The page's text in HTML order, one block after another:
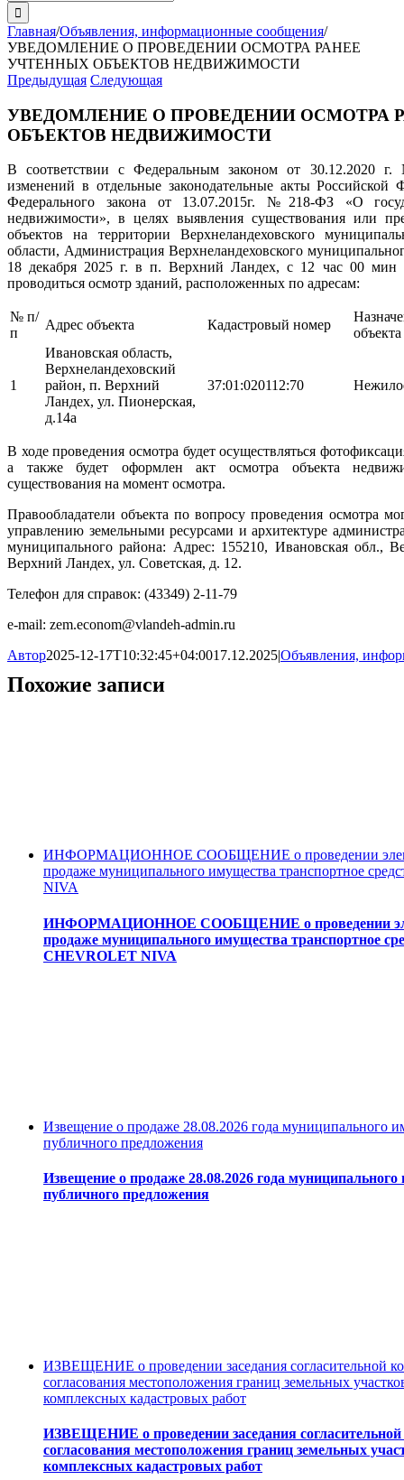
поиска:
Главная/Объявления, информационные сообщения/
УВЕДОМЛЕНИЕ О ПРОВЕДЕНИИ ОСМОТРА РАНЕЕ
УЧТЕННЫХ ОБЪЕКТОВ НЕДВИЖИМОСТИ
Предыдущая Следующая
УВЕДОМЛЕНИЕ О ПРОВЕДЕНИИ ОСМОТРА
ОБЪЕКТОВ НЕДВИЖИМОСТИ
В соответствии с Федеральным законом от 30.12.2020
изменений в отдельные законодательные акты Российской
Федерального закона от 13.07.2015г. №218-ФЗ «О
недвижимости», в целях выявления существования или
объектов на территории Верхнеландеховского
области, Администрация Верхнеландеховского
18 декабря 2025 г. в п. Верхний Ландех, с 12 час 00
проводиться осмотр зданий, расположенных по адресам:
№ п/
п
Адрес объекта Кадастровый номер
объекта
1
Ивановская область,
Верхнеландеховский
район, п. Верхний
Ландех, ул. Пионерская,
д.14а
37:01:020112:70
В ходе проведения осмотра будет осуществляться
а также будет оформлен акт осмотра объекта
существования на момент осмотра.
Правообладатели объекта по вопросу проведения осмотра
управлению земельными ресурсами и архитектуре
муниципального района: Адрес: 155210, Ивановская обл.,
Верхний Ландех, ул. Советская, д. 12.
Телефон для справок: (43349) 2-11-79
e-mail: zem.econom@vlandeh-admin.ru
Автор2025-12-17T10:32:45+04:0017.12.2025|Объявления,
Похожие записи
ИНФОРМАЦИОННОЕ СООБЩЕНИЕ о проведении
продаже муниципального имущества транспортное
NIVA
ИНФОРМАЦИОННОЕ СООБЩЕНИЕ о проведении
продаже муниципального имущества транспортное
CHEVROLET NIVA
Извещение о продаже 28.08.2026 года муниципального
публичного предложения
Извещение о продаже 28.08.2026 года
публичного предложения
ИЗВЕЩЕНИЕ о проведении заседания согласительной
согласования местоположения границ земельных
комплексных кадастровых работ
ИЗВЕЩЕНИЕ о проведении заседания согласительной
согласования местоположения границ земельных
комплексных кадастровых работ